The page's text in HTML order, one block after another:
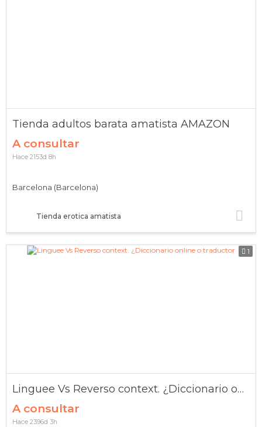
Tienda adultos barata amatista AMAZON
A consultar
Tienda erotica amatista
Barcelona (Barcelona)
Hace 2153d 8h
1
Linguee Vs Reverso context. ¿Diccionario online o traductor
A consultar
Hace 2396d 3h